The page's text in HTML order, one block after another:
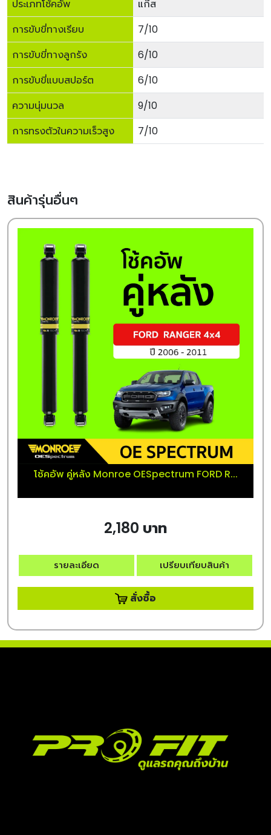
ประเภทโช้คอัพ
แก๊ส
การขับขี่ทางเรียบ
7/10
การขับขี่ทางลูกรัง
6/10
การขับขี่แบบสปอร์ต
6/10
ความนุ่มนวล
9/10
การทรงตัวในความเร็วสูง
7/10
สินค้ารุ่นอื่นๆ
โช้คอัพ คู่หลัง Monroe OESpectrum FORD R...
2,180 บาท
รายละเอียด เปรียบเทียบสินค้า
สั่งซื้อ